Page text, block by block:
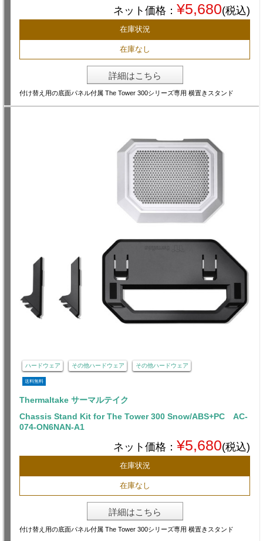
ネット価格： ¥5,680(税込)
在庫状況
在庫なし
詳細はこちら
付け替え用の底面パネル付属 The Tower 300シリーズ専用 横置きスタンド
ハードウェア その他ハードウェア その他ハードウェア
送料無料
Thermaltake サーマルテイク
Chassis Stand Kit for The Tower 300 Snow/ABS+PC AC-
074-ON6NAN-A1
ネット価格： ¥5,680(税込)
在庫状況
在庫なし
詳細はこちら
付け替え用の底面パネル付属 The Tower 300シリーズ専用 横置きスタンド